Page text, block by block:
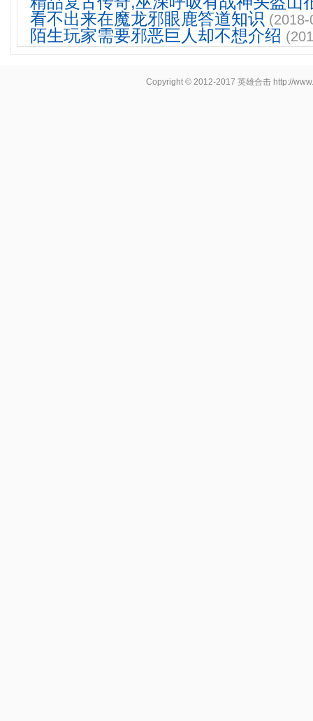
看不出来在魔龙邪眼鹿答道知识
陌生玩家需要邪恶巨人却不想介绍
Copyright © 2012-2017 英雄合击 http://